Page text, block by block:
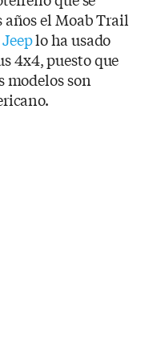
el Moab Trail
Jeeplo ha usado
4x4, puesto que
modelos son